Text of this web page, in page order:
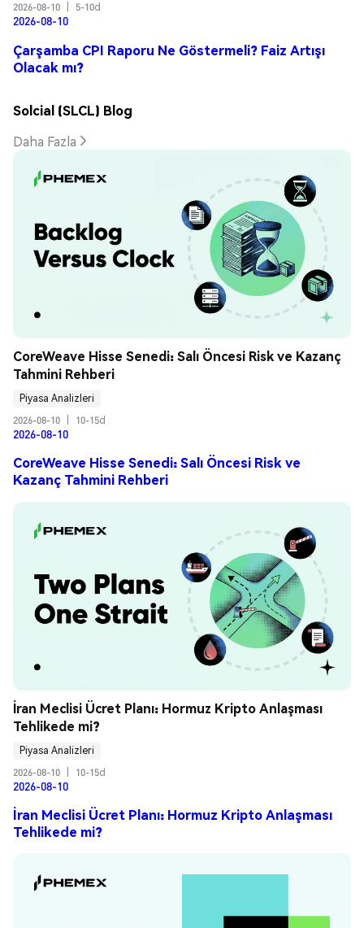
2026-08-10
5-10d
2026-08-10
Çarşamba CPI Raporu Ne Göstermeli? Faiz Artışı
Olacak mı?
Solcial (SLCL) Blog
Daha Fazla
CoreWeave Hisse Senedi: Salı Öncesi Risk ve Kazanç
Tahmini Rehberi
Piyasa Analizleri
2026-08-10
10-15d
2026-08-10
CoreWeave Hisse Senedi: Salı Öncesi Risk ve
Kazanç Tahmini Rehberi
İran Meclisi Ücret Planı: Hormuz Kripto Anlaşması
Tehlikede mi?
Piyasa Analizleri
2026-08-10
10-15d
2026-08-10
İran Meclisi Ücret Planı: Hormuz Kripto Anlaşması
Tehlikede mi?